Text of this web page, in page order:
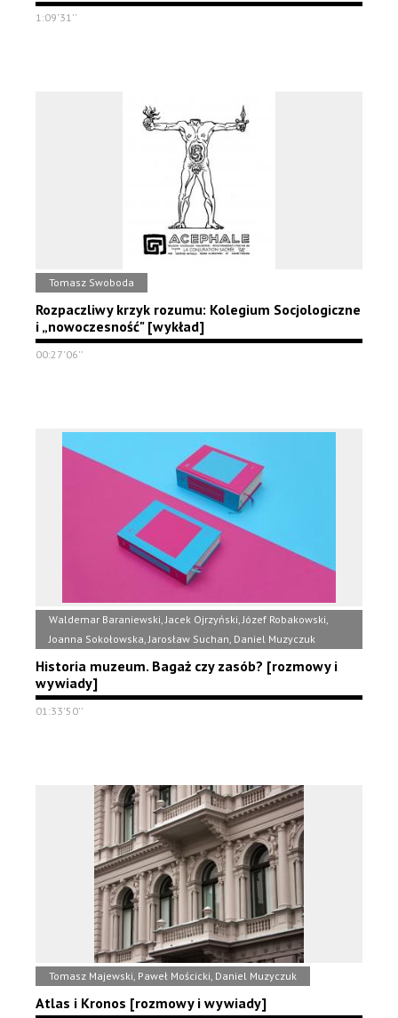
1:09'31''
Tomasz Swoboda
Rozpaczliwy krzyk rozumu: Kolegium Socjologiczne
i „nowoczesność" [wykład]
00:27'06''
Waldemar Baraniewski, Jacek Ojrzyński, Józef Robakowski,
Joanna Sokołowska, Jarosław Suchan, Daniel Muzyczuk
Historia muzeum. Bagaż czy zasób? [rozmowy i
wywiady]
01:33'50''
Tomasz Majewski, Paweł Mościcki, Daniel Muzyczuk
Atlas i Kronos [rozmowy i wywiady]